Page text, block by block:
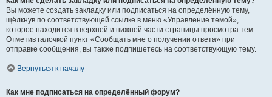
Вы можете создать закладку или подписаться на определённую тему,
щёлкнув по соответствующей ссылке в меню «Управление темой»,
которое находится в верхней и нижней части страницы просмотра тем.
Отметив галочкой пункт «Сообщать мне о получении ответа» при
отправке сообщения, вы также подпишетесь на соответствующую тему.
Вернуться к началу
Как мне подписаться на определённый форум?